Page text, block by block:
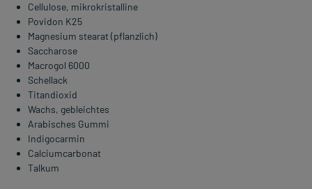
Cellulose, mikrokristalline
Povidon K25
Magnesium stearat (pflanzlich)
Saccharose
Macrogol 6000
Schellack
Titandioxid
Wachs, gebleichtes
Arabisches Gummi
Indigocarmin
Calciumcarbonat
Talkum